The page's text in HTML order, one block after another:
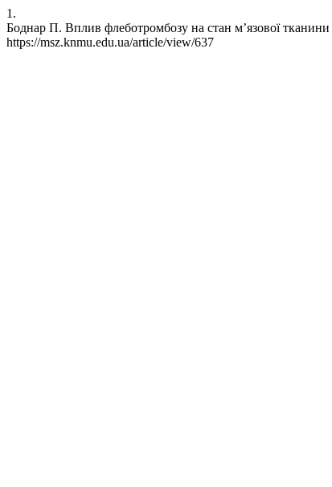
1.
Боднар П. Вплив флеботромбозу на стан м’язової
https://msz.knmu.edu.ua/article/view/637